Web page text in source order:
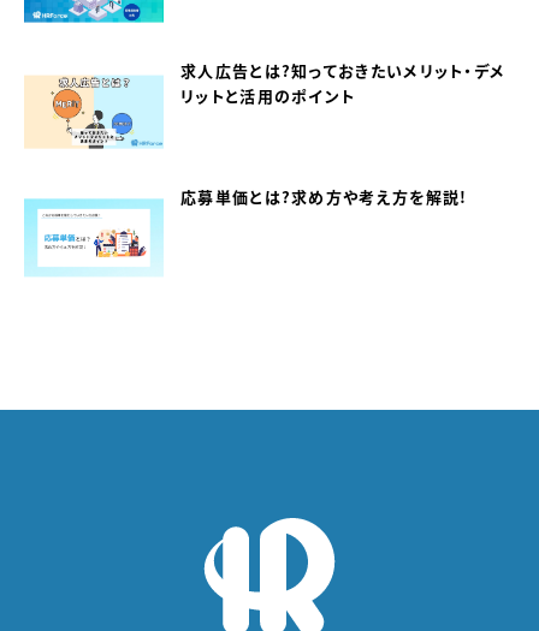
求人広告とは？知っておきたいメリット・デメ
リットと活用のポイント
応募単価とは？求め方や考え方を解説！